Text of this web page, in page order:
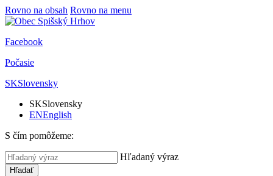
Rovno na obsah Rovno na menu
Facebook
Počasie
SKSlovensky
SKSlovensky
ENEnglish
S čím pomôžeme:
Hľadaný výraz
Hľadať